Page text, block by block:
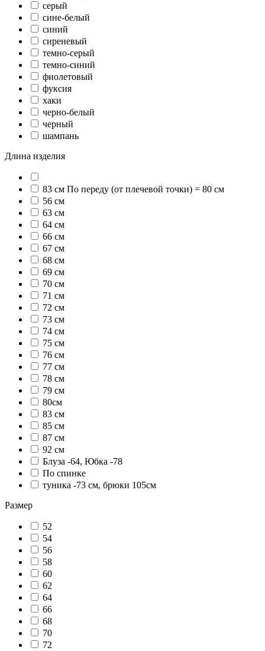
серый
сине-белый
синий
сиреневый
темно-серый
темно-синий
фиолетовый
фуксия
хаки
черно-белый
черный
шампань
Длина изделия
83 см По переду (от плечевой точки) = 80 см
56 см
63 см
64 см
66 см
67 см
68 см
69 см
70 см
71 см
72 см
73 см
74 см
75 см
76 см
77 см
78 см
79 см
80см
83 см
85 см
87 см
92 см
Блуза -64, Юбка -78
По спинке
туника -73 см, брюки 105см
Размер
52
54
56
58
60
62
64
66
68
70
72